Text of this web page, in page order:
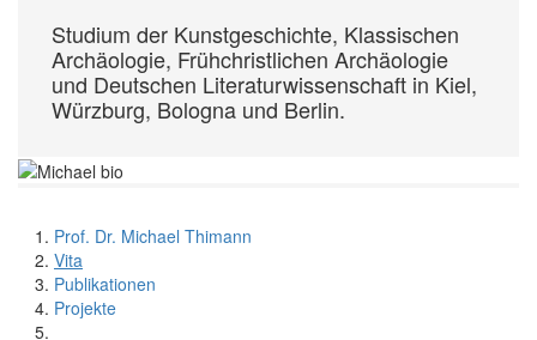
Studium der Kunst­geschichte, Klassischen
Archäologie, Früh­christ­lichen Archäologie
und Deutschen Literatur­wissen­schaft in Kiel,
Würzburg, Bologna und Berlin.
Prof. Dr. Michael Thimann
Vita
Publikationen
Projekte